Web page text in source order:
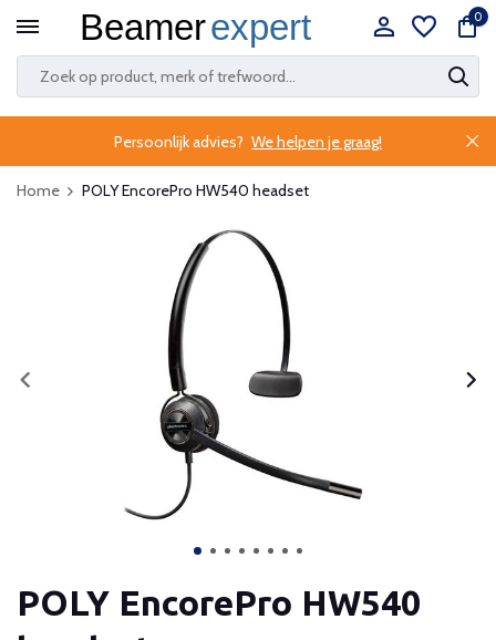
0
Persoonlijk advies? We helpen je graag!
Home POLY EncorePro HW540 headset
POLY EncorePro HW540